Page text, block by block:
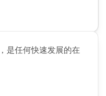
是任何快速发展的在